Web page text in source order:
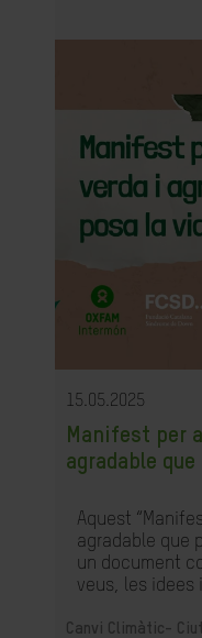
15.05.2025
Manifest per
agradable
Aquest
agradable que
un document
veus, les idees
Canvi Climàtic-